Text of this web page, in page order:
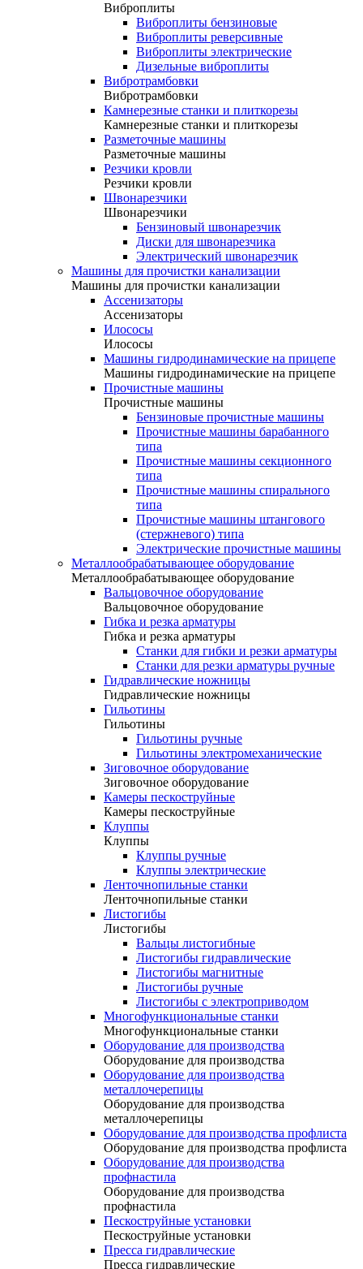
Виброплиты
Виброплиты бензиновые
Виброплиты реверсивные
Виброплиты электрические
Дизельные виброплиты
Вибротрамбовки
Вибротрамбовки
Камнерезные станки и плиткорезы
Камнерезные станки и плиткорезы
Разметочные машины
Разметочные машины
Резчики кровли
Резчики кровли
Швонарезчики
Швонарезчики
Бензиновый швонарезчик
Диски для швонарезчика
Электрический швонарезчик
Машины для прочистки канализации
Машины для прочистки канализации
Ассенизаторы
Ассенизаторы
Илососы
Илососы
Машины гидродинамические на прицепе
Машины гидродинамические на прицепе
Прочистные машины
Прочистные машины
Бензиновые прочистные машины
Прочистные машины барабанного
типа
Прочистные машины секционного
типа
Прочистные машины спирального
типа
Прочистные машины штангового
(стержневого) типа
Электрические прочистные машины
Металлообрабатывающее оборудование
Металлообрабатывающее оборудование
Вальцовочное оборудование
Вальцовочное оборудование
Гибка и резка арматуры
Гибка и резка арматуры
Станки для гибки и резки арматуры
Станки для резки арматуры ручные
Гидравлические ножницы
Гидравлические ножницы
Гильотины
Гильотины
Гильотины ручные
Гильотины электромеханические
Зиговочное оборудование
Зиговочное оборудование
Камеры пескоструйные
Камеры пескоструйные
Клуппы
Клуппы
Клуппы ручные
Клуппы электрические
Ленточнопильные станки
Ленточнопильные станки
Листогибы
Листогибы
Вальцы листогибные
Листогибы гидравлические
Листогибы магнитные
Листогибы ручные
Листогибы с электроприводом
Многофункциональные станки
Многофункциональные станки
Оборудование для производства
Оборудование для производства
Оборудование для производства
металлочерепицы
Оборудование для производства
металлочерепицы
Оборудование для производства профлиста
Оборудование для производства профлиста
Оборудование для производства
профнастила
Оборудование для производства
профнастила
Пескоструйные установки
Пескоструйные установки
Пресса гидравлические
Пресса гидравлические